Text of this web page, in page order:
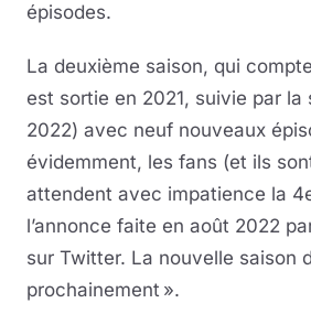
épisodes.
La deuxième saison, qui
est sortie en 2021, suivie par la
2022) avec neuf nouveaux
évidemment, les fans (et ils
attendent avec impatience la
l’annonce faite en août 2022
sur Twitter. La nouvelle saison
prochainement ».